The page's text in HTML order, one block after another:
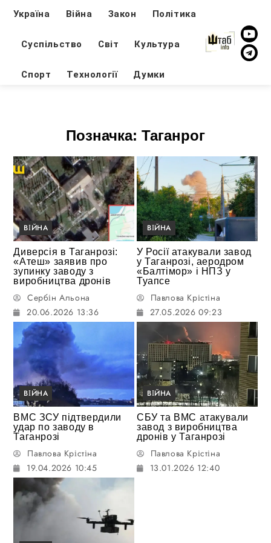
Україна Війна Закон Політика
Суспільство Світ Культура
Спорт Технології Думки
Позначка: Таганрог
ВІЙНА
Диверсія в Таганрозі:
«Атеш» заявив про
зупинку заводу з
виробництва дронів
Сербін Альона
20.06.2026 13:36
ВІЙНА
У Росії атакували завод
у Таганрозі, аеродром
«Балтімор» і НПЗ у
Туапсе
Павлова Крістіна
27.05.2026 09:23
ВІЙНА
ВМС ЗСУ підтвердили
удар по заводу в
Таганрозі
Павлова Крістіна
19.04.2026 10:45
ВІЙНА
СБУ та ВМС атакували
завод з виробництва
дронів у Таганрозі
Павлова Крістіна
13.01.2026 12:40